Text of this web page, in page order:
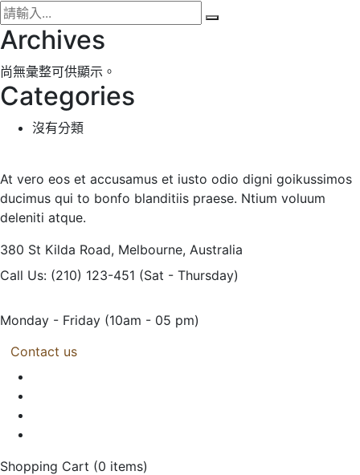
Archives
尚無彙整可供顯示。
Categories
沒有分類
At vero eos et accusamus et iusto odio digni goikussimos
ducimus qui to bonfo blanditiis praese. Ntium voluum
deleniti atque.
380 St Kilda Road, Melbourne, Australia
Call Us: (210) 123-451 (Sat - Thursday)
Monday - Friday (10am - 05 pm)
Contact us
Shopping Cart (0 items)